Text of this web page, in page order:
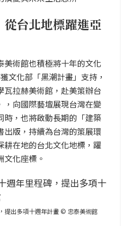
台北地標躍進亞
美術館也積極將十年的文化
文化部「黑潮計畫」支持，
拉赫美術館，赴美策辦台
向國際藝壇展現台灣在變
時，也將啟動長期的「建築
版，持續為台灣的策展環
耕在地的台北文化地標，躍
文化座標。
提出多項十週年計畫 © 忠泰美術館